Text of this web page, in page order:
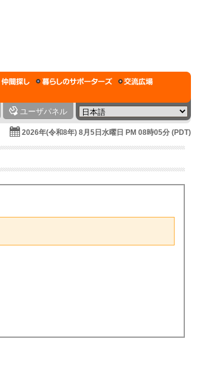
ユーザパネル
2026年(令和8年) 8月5日水曜日 PM 08時05分 (PDT)